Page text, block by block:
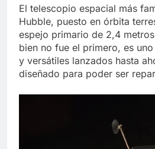
El telescopio espacial más
Hubble, puesto en órbita
espejo primario de 2,4
bien no fue el primero, es
y versátiles lanzados hasta
diseñado para poder ser